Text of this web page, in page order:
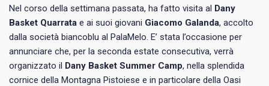
Nel corso della settimana passata, ha fatto visita al Dany
Basket Quarrata e ai suoi giovani Giacomo Galanda, accolto
dalla società biancoblu al PalaMelo. E’ stata l’occasione per
annunciare che, per la seconda estate consecutiva, verrà
organizzato il Dany Basket Summer Camp, nella splendida
cornice della Montagna Pistoiese e in particolare della Oasi